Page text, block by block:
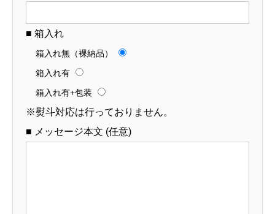
■ 箱入れ
箱入れ無（裸納品）
箱入れ有
箱入れ有+包装
※熨斗対応は行っておりません。
■ メッセージ本文 (任意)